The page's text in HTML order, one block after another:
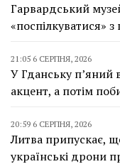
Гарвардський
«поспілкуватися»
21:05 6 СЕРПНЯ, 2026
У Гданську п’яний
акцент, а потім
20:59 6 СЕРПНЯ, 2026
Литва припускає,
українські дрони